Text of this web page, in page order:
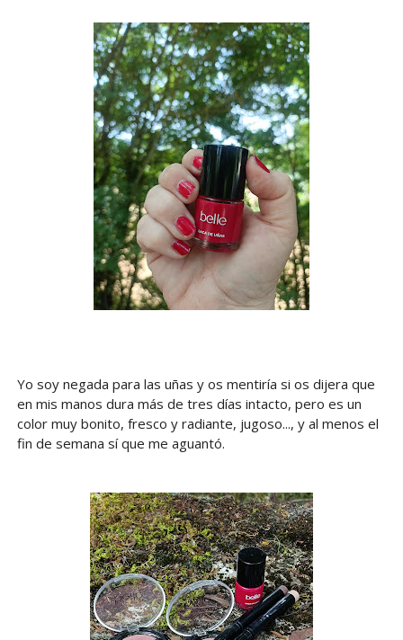
Yo soy negada para las uñas y os mentiría si os dijera que
en mis manos dura más de tres días intacto, pero es un
color muy bonito, fresco y radiante, jugoso..., y al menos el
fin de semana sí que me aguantó.